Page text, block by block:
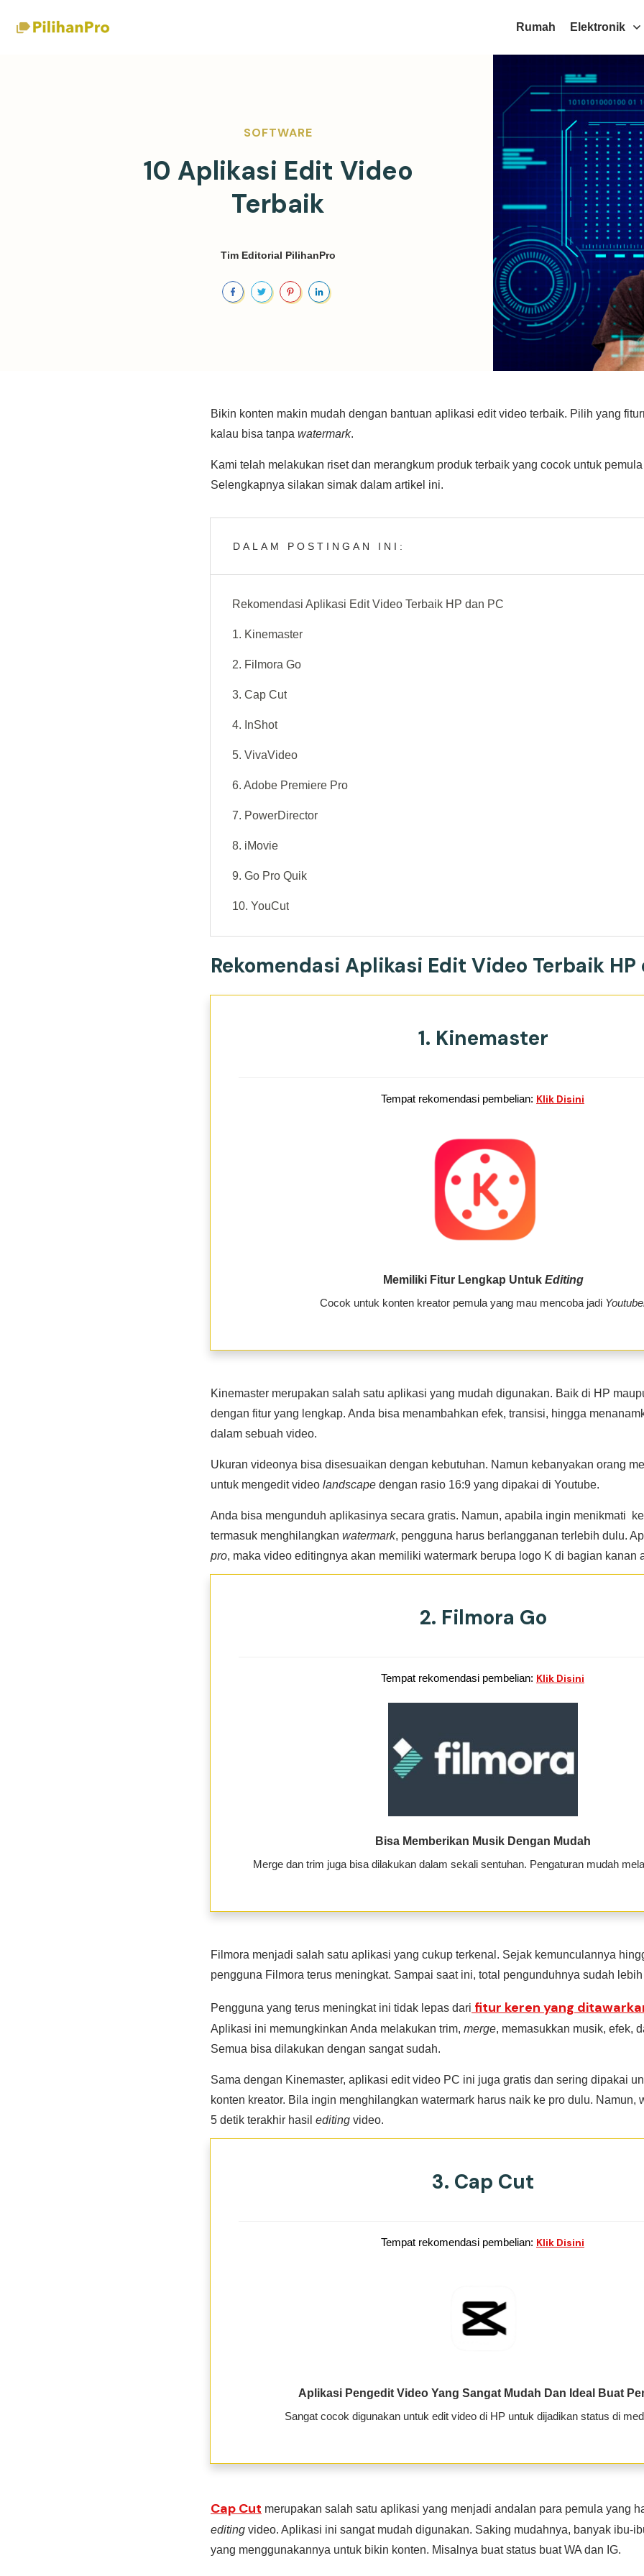
Rumah Elektronik
SOFTWARE
10 Aplikasi Edit Video
Terbaik
Tim Editorial PilihanPro
Bikin konten makin mudah dengan bantuan aplikasi edit video terbaik. Pilih yang
kalau bisa tanpa watermark.
Kami telah melakukan riset dan merangkum produk terbaik yang cocok untuk
Selengkapnya silakan simak dalam artikel ini.
DALAM POSTINGAN INI:
Rekomendasi Aplikasi Edit Video Terbaik HP dan PC
1. Kinemaster
2. Filmora Go
3. Cap Cut
4. InShot
5. VivaVideo
6. Adobe Premiere Pro
7. PowerDirector
8. iMovie
9. Go Pro Quik
10. YouCut
Rekomendasi Aplikasi Edit Video Terbaik HP
1. Kinemaster
Tempat rekomendasi pembelian: Klik Disini
Memiliki Fitur Lengkap Untuk Editing
Cocok untuk konten kreator pemula yang mau mencoba jadi
Kinemaster merupakan salah satu aplikasi yang mudah digunakan. Baik di HP
dengan fitur yang lengkap. Anda bisa menambahkan efek, transisi, hingga
dalam sebuah video.
Ukuran videonya bisa disesuaikan dengan kebutuhan. Namun kebanyakan orang
untuk mengedit video landscape dengan rasio 16:9 yang dipakai di Youtube.
Anda bisa mengunduh aplikasinya secara gratis. Namun, apabila ingin menikmati
termasuk menghilangkan watermark, pengguna harus berlangganan terlebih dulu.
pro, maka video editingnya akan memiliki watermark berupa logo K di bagian kanan
2. Filmora Go
Tempat rekomendasi pembelian: Klik Disini
Bisa Memberikan Musik Dengan Mudah
Merge dan trim juga bisa dilakukan dalam sekali sentuhan. Pengaturan mudah
Filmora menjadi salah satu aplikasi yang cukup terkenal. Sejak kemunculannya
pengguna Filmora terus meningkat. Sampai saat ini, total pengunduhnya sudah
Pengguna yang terus meningkat ini tidak lepas dari fitur keren yang
Aplikasi ini memungkinkan Anda melakukan trim, merge, memasukkan musik, efek,
Semua bisa dilakukan dengan sangat sudah.
Sama dengan Kinemaster, aplikasi edit video PC ini juga gratis dan sering dipakai
konten kreator. Bila ingin menghilangkan watermark harus naik ke pro dulu. Namun,
5 detik terakhir hasil editing video.
3. Cap Cut
Tempat rekomendasi pembelian: Klik Disini
Aplikasi Pengedit Video Yang Sangat Mudah Dan Ideal Buat
Sangat cocok digunakan untuk edit video di HP untuk dijadikan status di
Cap Cut merupakan salah satu aplikasi yang menjadi andalan para pemula yang
editing video. Aplikasi ini sangat mudah digunakan. Saking mudahnya, banyak ibu-
yang menggunakannya untuk bikin konten. Misalnya buat status buat WA dan IG.